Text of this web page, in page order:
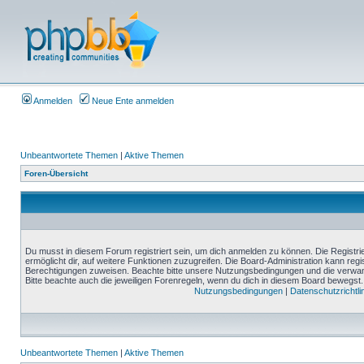
Anmelden Neue Ente anmelden
Unbeantwortete Themen | Aktive Themen
Foren-Übersicht
Du musst in diesem Forum registriert sein, um dich anmelden zu können. Die
ermöglicht dir, auf weitere Funktionen zuzugreifen. Die Board-Administration kann
Berechtigungen zuweisen. Beachte bitte unsere Nutzungsbedingungen und die
Bitte beachte auch die jeweiligen Forenregeln, wenn du dich in diesem Board bewegst.
Nutzungsbedingungen |
Unbeantwortete Themen | Aktive Themen